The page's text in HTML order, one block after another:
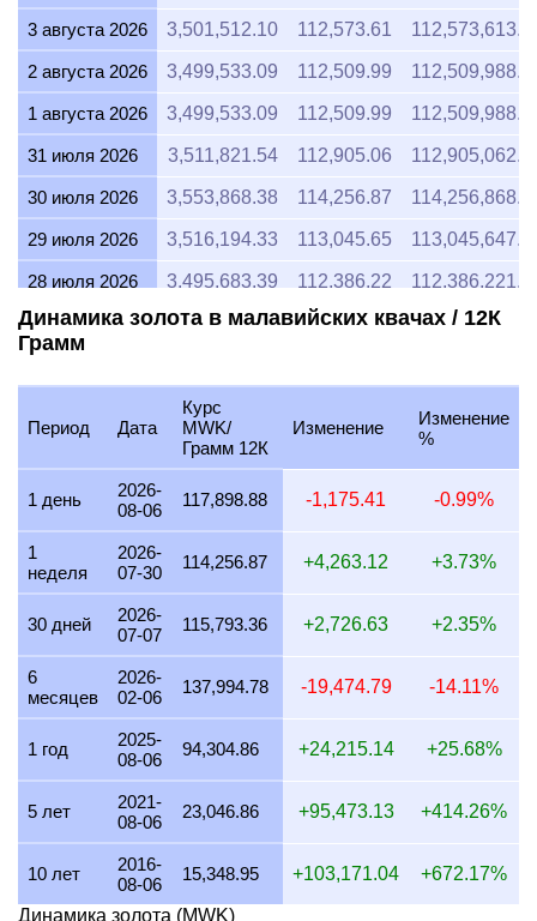
3 августа 2026 3,501,512.10 112,573.61
2 августа 2026 3,499,533.09 112,509.99
1 августа 2026 3,499,533.09 112,509.99
31 июля 2026 3,511,821.54 112,905.06
30 июля 2026 3,553,868.38 114,256.87
29 июля 2026 3,516,194.33 113,045.65
28 июля 2026 3,495,683.39 112,386.22
27 июля 2026 3,544,897.96 113,968.47
3,511,178.66
3,523,183.74
23 июля 2026 3,510,487.28 112,862.17
22 июля 2026 3,597,096.94
21 июля 2026 3,524,449.77 113,311.06
20 июля 2026 3,468,172.91 111,501.76
19 июля 2026 3,477,752.03
18 июля 2026 3,477,752.03 111,809.73
17 июля 2026 3,480,954.63 111,912.69
16 июля 2026 3,458,167.33
15 июля 2026 3,523,879.52 113,292.73
14 июля 2026 3,523,775.82 113,289.39
13 июля 2026 3,470,637.89
Динамика золота в малавийских квачах / 12К
Грамм
Период Дата
Курс
MWK/
Грамм 12К
Изменение
Изменение
%
1 день
2026-
08-06
117,898.88 -1,175.41 -0.99%
1
неделя
2026-
07-30
114,256.87 +4,263.12 +3.73%
30 дней
2026-
07-07
115,793.36 +2,726.63 +2.35%
6
месяцев
2026-
02-06
137,994.78 -19,474.79 -14.11%
1 год
2025-
08-06
94,304.86 +24,215.14 +25.68%
5 лет
2021-
08-06
23,046.86 +95,473.13 +414.26%
10 лет
2016-
08-06
15,348.95 +103,171.04 +672.17%
Динамика золота (MWK)